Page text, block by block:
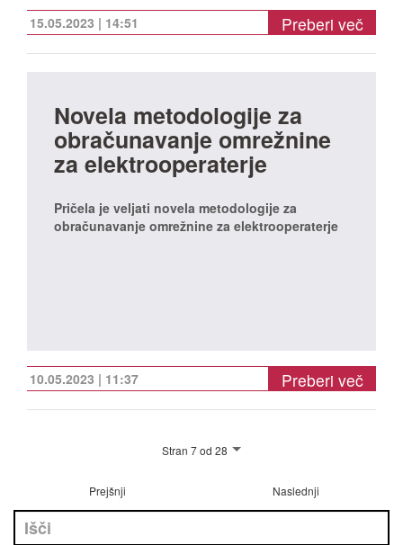
15.05.2023 | 14:51
Preberi več
Novela metodologije za
obračunavanje omrežnine
za elektrooperaterje
Pričela je veljati novela metodologije za
obračunavanje omrežnine za elektrooperaterje
10.05.2023 | 11:37 Preberi več
Stran 7 od 28
Prejšnji Naslednji